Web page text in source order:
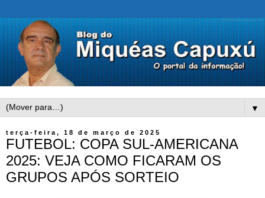
▼
terça-feira, 18 de março de 2025
FUTEBOL: COPA SUL-AMERICANA
2025: VEJA COMO FICARAM OS
GRUPOS APÓS SORTEIO